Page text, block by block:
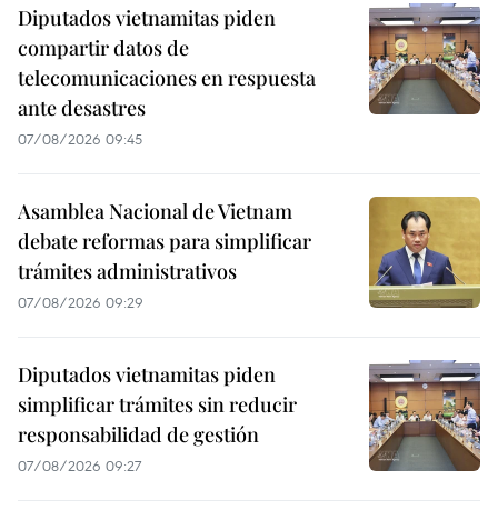
Diputados vietnamitas piden
compartir datos de
telecomunicaciones en respuesta
ante desastres
07/08/2026 09:45
Asamblea Nacional de Vietnam
debate reformas para simplificar
trámites administrativos
07/08/2026 09:29
Diputados vietnamitas piden
simplificar trámites sin reducir
responsabilidad de gestión
07/08/2026 09:27